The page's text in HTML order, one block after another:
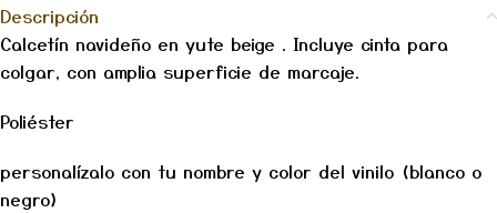
Descripción
Calcetín navideño en yute beige . Incluye cinta para
colgar, con amplia superficie de marcaje.
Poliéster
personalízalo con tu nombre y color del vinilo (blanco o
negro)